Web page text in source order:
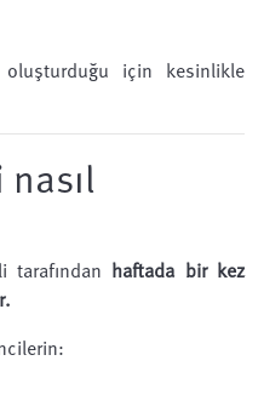
için kesinlikle
tarafından haftada bir kez